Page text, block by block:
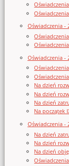
Oświadczenia -
Oświadczenia -
Na dzień
Na dzień
Na dzień
Na początek
Oświadczenia -
Na dzień
Na dzień
Na dzień